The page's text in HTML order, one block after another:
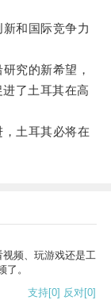
和国际竞争力
究的新希望，
了土耳其在高
土耳其必将在
频、玩游戏还是工
。
支持[0] 反对[0]